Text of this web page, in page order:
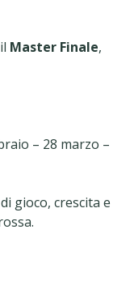
Master Finale,
– 28 marzo –
gioco, crescita e